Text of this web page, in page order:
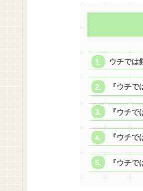
ウチでは
『ウチ
『ウチ
『ウチ
『ウチ